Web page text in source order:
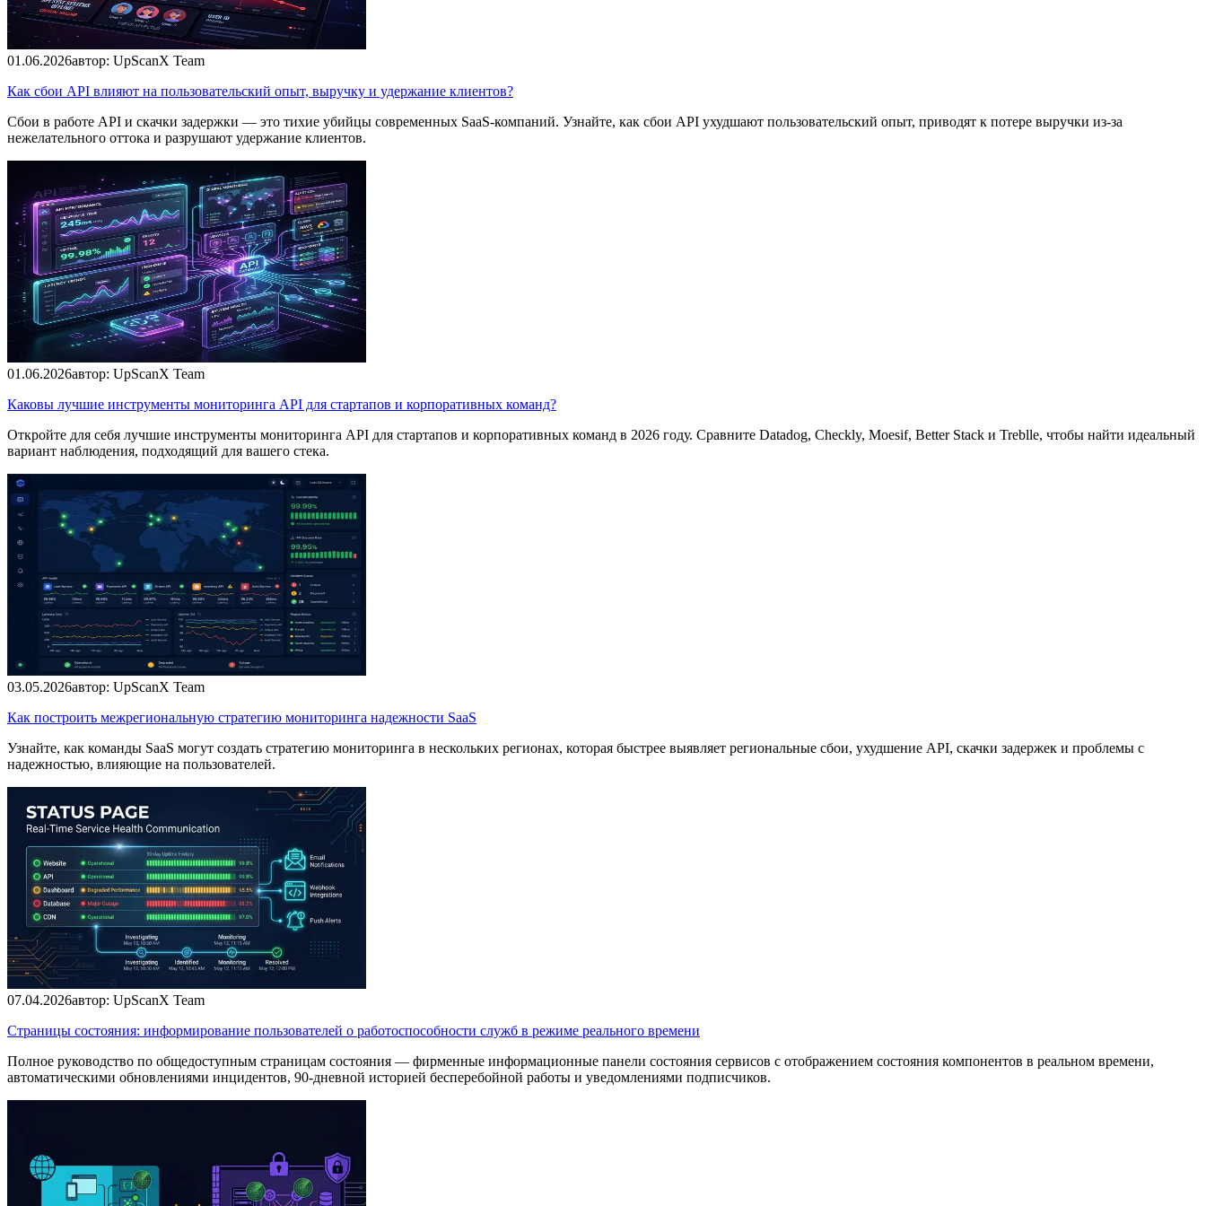
01.06.2026автор: UpScanX Team
Как сбои API влияют на пользовательский опыт, выручку и удержание клиентов?
Сбои в работе API и скачки задержки — это тихие убийцы современных SaaS-компаний. Узнайте, как сбои API ухудшают пользовательский опыт, приводят к потере выручки из-за
нежелательного оттока и разрушают удержание клиентов.
01.06.2026автор: UpScanX Team
Каковы лучшие инструменты мониторинга API для стартапов и корпоративных команд?
Откройте для себя лучшие инструменты мониторинга API для стартапов и корпоративных команд в 2026 году. Сравните Datadog, Checkly, Moesif, Better Stack и Treblle, чтобы найти идеальный
вариант наблюдения, подходящий для вашего стека.
03.05.2026автор: UpScanX Team
Как построить межрегиональную стратегию мониторинга надежности SaaS
Узнайте, как команды SaaS могут создать стратегию мониторинга в нескольких регионах, которая быстрее выявляет региональные сбои, ухудшение API, скачки задержек и проблемы с
надежностью, влияющие на пользователей.
07.04.2026автор: UpScanX Team
Страницы состояния: информирование пользователей о работоспособности служб в режиме реального времени
Полное руководство по общедоступным страницам состояния — фирменные информационные панели состояния сервисов с отображением состояния компонентов в реальном времени,
автоматическими обновлениями инцидентов, 90-дневной историей бесперебойной работы и уведомлениями подписчиков.